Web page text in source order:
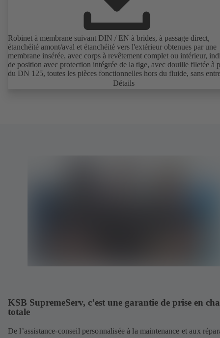
Robinet à membrane suivant DIN / EN à brides, à passage direct,
étanchéité amont/aval et étanchéité vers l'extérieur obtenues par une
membrane insérée, avec corps à revêtement complet ou intérieur,
de position avec protection intégrée de la tige, avec douille filetée à
du DN 125, toutes les pièces fonctionnelles hors du fluide, sans
Détails
KSB SupremeServ, c’est une garantie de prise en
totale
De l’assistance-conseil personnalisée à la maintenance et aux